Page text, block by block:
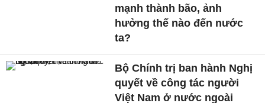
mạnh thành bão, ảnh
hưởng thế nào đến nước
ta?
Bộ Chính trị ban hành Nghị
quyết về công tác người
Việt Nam ở nước ngoài